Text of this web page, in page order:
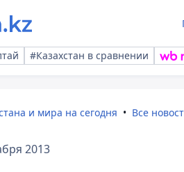
#Казахстан в сравнении
и мира на сегодня Все
2013